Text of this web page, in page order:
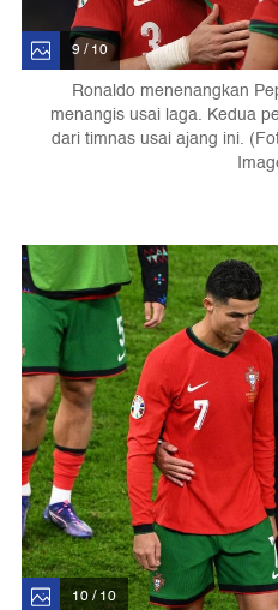
9 / 10
Ronaldo menenangkan
menangis usai laga. Kedua
dari timnas usai ajang ini.
10 / 10